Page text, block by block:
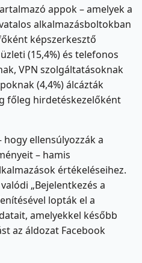
appok – amelyek a
alkalmazásboltokban
képszerkesztő
(15,4%) és telefonos
VPN szolgáltatásoknak
(4,4%) álcázták
főleg hirdetéskezelőként
hogy ellensúlyozzák a
– hamis
értékeléseihez.
„Bejelentkezés a
lopták el a
amelyekkel később
az áldozat Facebook